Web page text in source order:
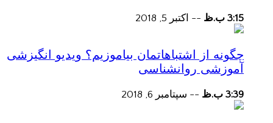
3:15 ب.ظ -- اکتبر 5, 2018
چگونه از اشتباهاتمان بیاموزیم؟ ویدیو انگیزشی
آموزشی روانشناسی
3:39 ب.ظ -- سپتامبر 6, 2018